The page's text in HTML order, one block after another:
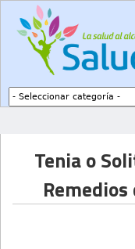
Tenia o